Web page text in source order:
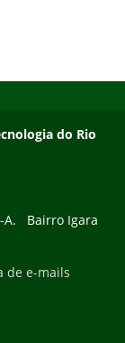
do Rio
A. Bairro Igara
de e-mails